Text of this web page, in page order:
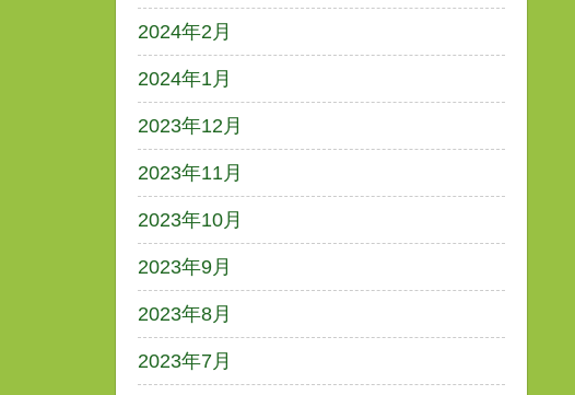
2024年2月
2024年1月
2023年12月
2023年11月
2023年10月
2023年9月
2023年8月
2023年7月